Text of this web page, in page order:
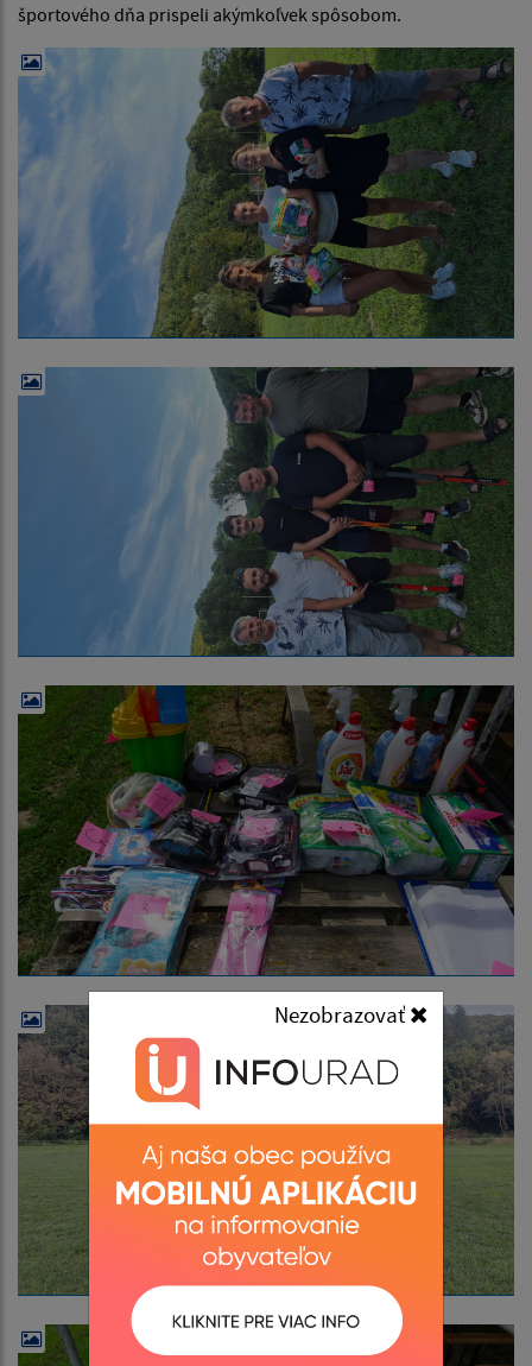
Nezobrazovať
športového dňa prispeli akýmkoľvek spôsobom.